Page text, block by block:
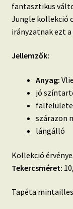
fantasztikus
Jungle kollekció
irányzatnak ezt
Jellemzők:
Anyag:
jó
szárazon
lángálló
Kollekció
Tekercsméret:
Tapéta